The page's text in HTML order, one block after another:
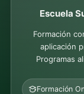
Escuela
Formación
aplicación
Programas
Formación